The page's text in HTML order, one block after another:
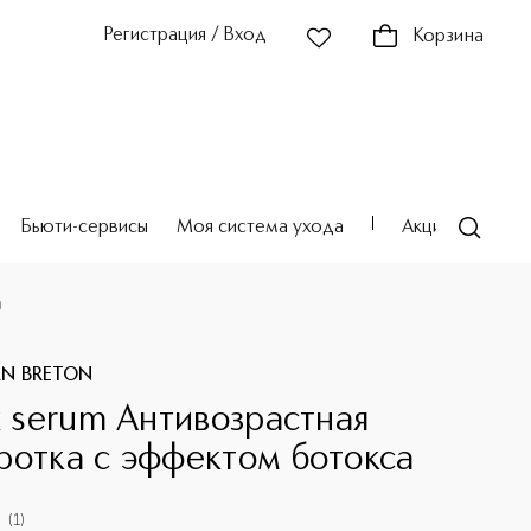
Регистрация / Вход Корзина
Бьюти-сервисы Моя система ухода Акции
BRETON
serum Антивозрастная
с эффектом ботокса
(1)